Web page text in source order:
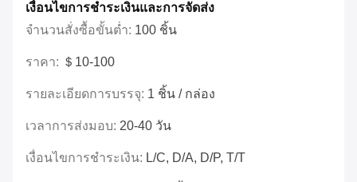
เงื่อนไขการชําระเงินและการจัดส่ง
จำนวนสั่งซื้อขั้นต่ำ: 100 ชิ้น
ราคา: ＄10-100
รายละเอียดการบรรจุ: 1 ชิ้น / กล่อง
เวลาการส่งมอบ: 20-40 วัน
เงื่อนไขการชำระเงิน: L/C, D/A, D/P, T/T